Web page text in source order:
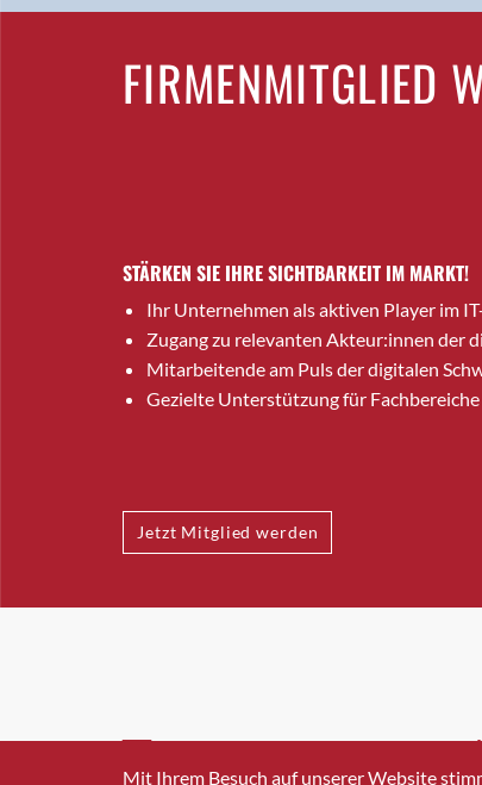
FIRMENMITGLIED
STÄRKEN SIE IHRE SICHTBARKEIT IM MARKT!
Ihr Unternehmen als aktiven Player im
Zugang zu relevanten Akteur:innen der
Mitarbeitende am Puls der digitalen
Gezielte Unterstützung für
Jetzt Mitglied werden
INFO@SWISSICT.CH
Mit Ihrem Besuch auf unserer Website